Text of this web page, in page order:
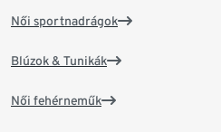
Női sportnadrágok
Blúzok & Tunikák
Női fehérneműk